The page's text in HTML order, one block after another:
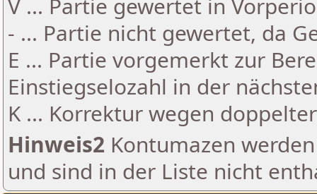
V ... Partie gewertet in
- ... Partie nicht gewertet, da
E ... Partie vorgemerkt zur
Einstiegselozahl in der
K ... Korrektur wegen
Hinweis2 Kontumazen
und sind in der Liste nicht